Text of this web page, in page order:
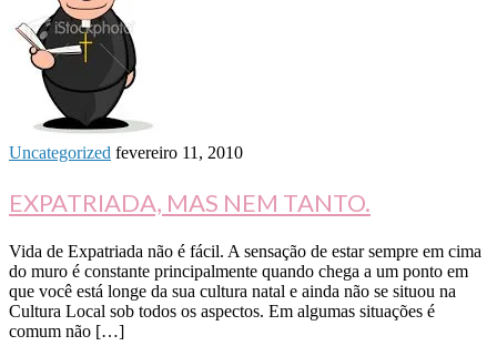
Uncategorized fevereiro 11, 2010
EXPATRIADA, MAS NEM TANTO.
Vida de Expatriada não é fácil. A sensação de estar sempre em cima
do muro é constante principalmente quando chega a um ponto em
que você está longe da sua cultura natal e ainda não se situou na
Cultura Local sob todos os aspectos. Em algumas situações é
comum não […]